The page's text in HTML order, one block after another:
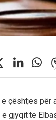
çështjes për
gjyqit të